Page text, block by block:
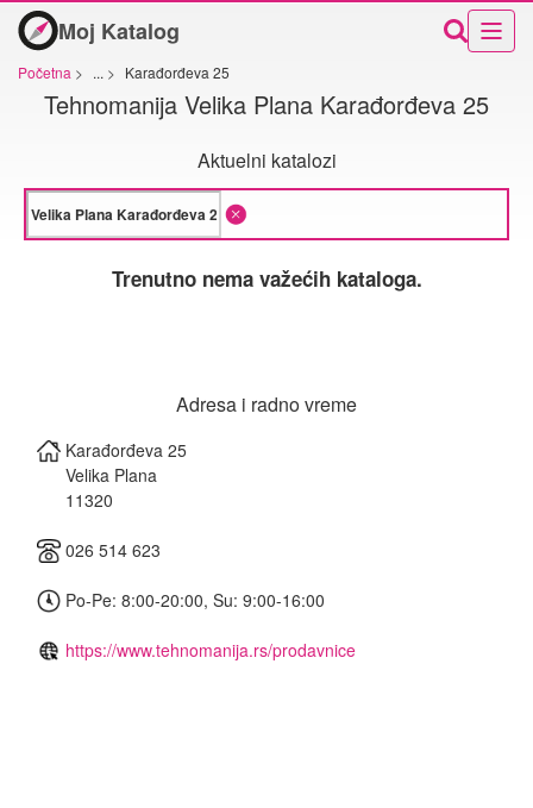
Moj Katalog
Početna > ... > Karađorđeva 25
Tehnomanija Velika Plana Karađorđeva 25
Aktuelni katalozi
Trenutno nema važećih kataloga.
Adresa i radno vreme
Karađorđeva 25
Velika Plana
11320
026 514 623
Po-Pe: 8:00-20:00, Su: 9:00-16:00
https://www.tehnomanija.rs/prodavnice